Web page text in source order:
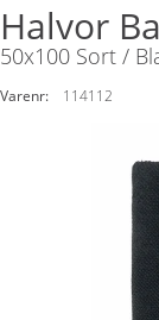
Halvor
50x100 Sort /
Varenr: 114112